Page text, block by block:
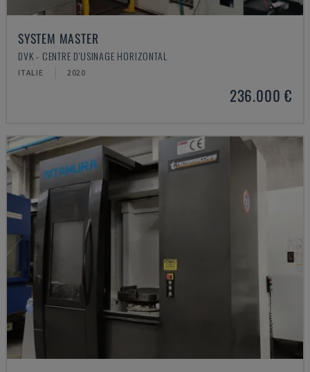
SYSTEM MASTER
DVK - CENTRE D'USINAGE HORIZONTAL
ITALIE 2020
236.000 €